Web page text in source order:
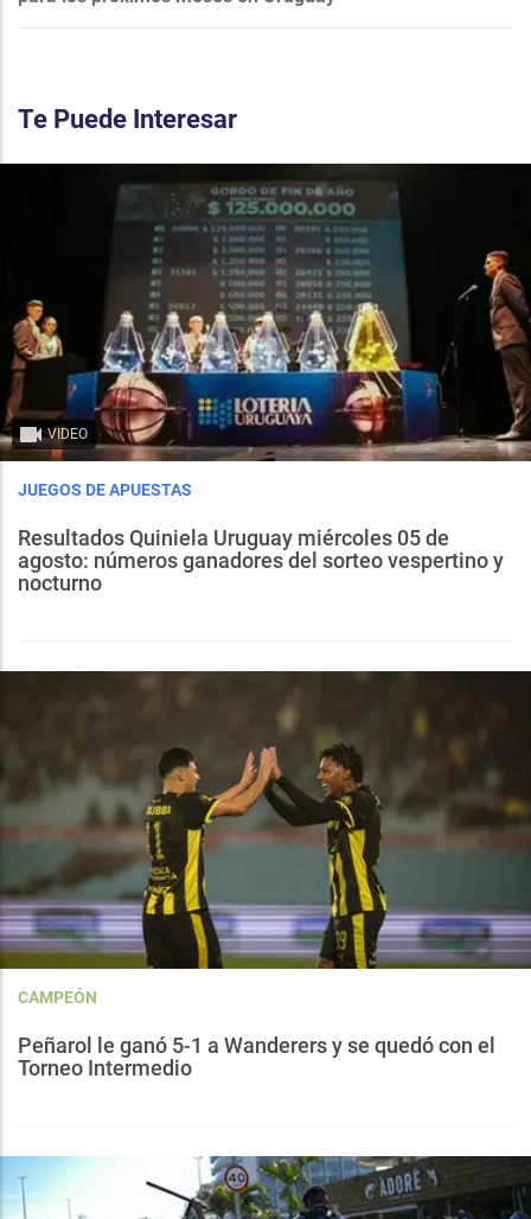
Te Puede Interesar
VIDEO
JUEGOS DE APUESTAS
Resultados Quiniela Uruguay miércoles 05 de
agosto: números ganadores del sorteo vespertino y
nocturno
CAMPEÓN
Peñarol le ganó 5-1 a Wanderers y se quedó con el
Torneo Intermedio